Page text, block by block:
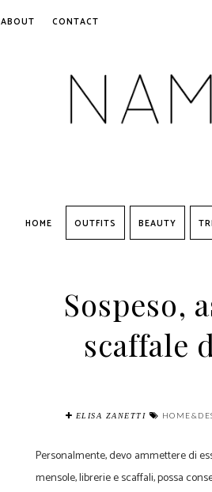
ABOUT CONTACT
HOME OUTFITS BEAUTY
Sospeso,
scaffale
ELISA ZANETTI
Personalmente, devo ammettere di
mensole, librerie e scaffali, possa